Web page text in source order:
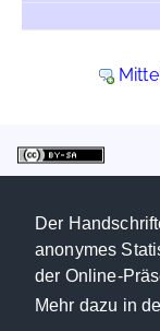
Der
anonymes
der Online-
Mehr dazu in